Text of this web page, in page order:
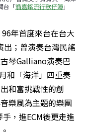
台「翁嘉銘流行歌仔簿」
年首度來台在台大
；曾演奏台灣民謠
琴Galliano演奏巴
和「海洋」四重奏
和富挑戰性的創
樂風為主題的樂團
，進ECM後更走進